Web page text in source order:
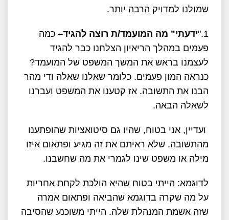
שמולנו למדויק הרבה יותר.
1." ידעתי" מה המועמד/ת רוצה להגיד– כמה
פעמים במהלך הריאיון הצלחנו כבר להגיד
לעצמנו בראש את המשך המשפט של המועמד?
כנראה המון פעמים. כלומר שאלנו שאלה ודי מהר
הבנו את התשובה. אז קטענו את המשפט ועברנו
לשאלה הבאה.
ועדיין, אני בטוח, שהיו גם סיטואציות שהופתענו
מהתשובה. שלא ראיתם את זה מגיע ופתאום איזו
מילה או משפט שינו לגמרי את מה שחשבנו.
לדוגמא: הייתי בטוח שהיא הולכת לקחת אחריות
על מה שקרה בדוגמא שהביאה ופתאום אמרה
שזה אשמת המנהלת שלה. הייתי משוכנע שהסיבה